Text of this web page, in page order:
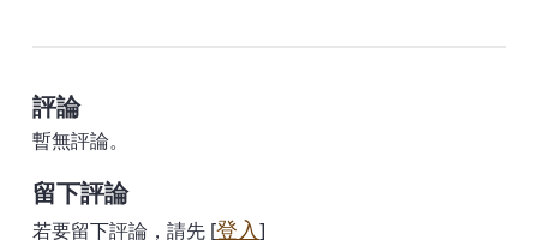
評論
暫無評論。
留下評論
若要留下評論，請先 [登入]